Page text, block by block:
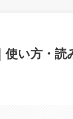
い方・読